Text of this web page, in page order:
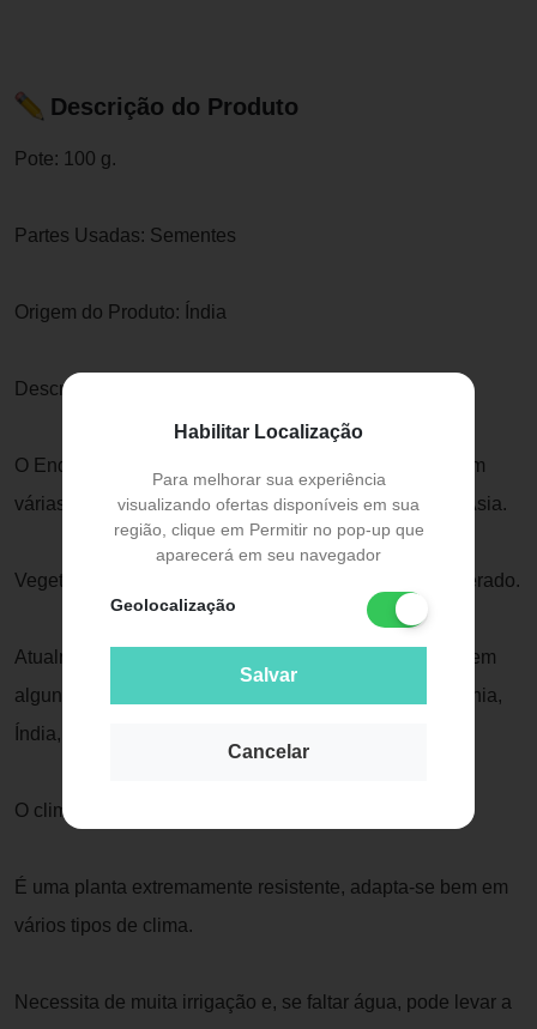
Habilitar Localização
Para melhorar sua experiência
visualizando ofertas disponíveis em sua
região, clique em Permitir no pop-up que
aparecerá em seu navegador
Geolocalização
Salvar
Cancelar
Descrição do Produto
Pote: 100 g.
Partes Usadas: Sementes
Origem do Produto: Índia
Descrição:
O Endro é encontrado vegetando espontaneamente em
várias regiões do sul da Europa, no norte da África e Ásia.
Vegeta em regiões onde predomina o clima tipo temperado.
Atualmente, o Endro é cultivado em escala comercial em
alguns países europeus, Paquistão, Alemanha, Romênia,
Índia, Japão e Estados Unidos.
O clima ideal para o eEndro é o do tipo mediterrâneo.
É uma planta extremamente resistente, adapta-se bem em
vários tipos de clima.
Necessita de muita irrigação e, se faltar água, pode levar a